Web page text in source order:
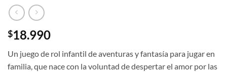
$18.990
Un juego de rol infantil de aventuras y fantasía para jugar en
familia, que nace con la voluntad de despertar el amor por las